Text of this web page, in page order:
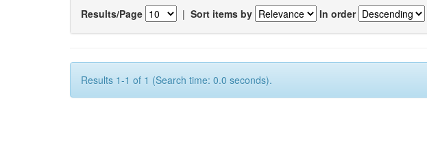
Results/Page | Sort items by In order
Results 1-1 of 1 (Search time: 0.0 seconds).